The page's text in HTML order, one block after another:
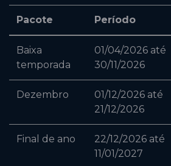
Pacote Período
Baixa
temporada
01/04/2026 até
30/11/2026
Dezembro
01/12/2026 até
21/12/2026
Final de ano
22/12/2026 até
11/01/2027